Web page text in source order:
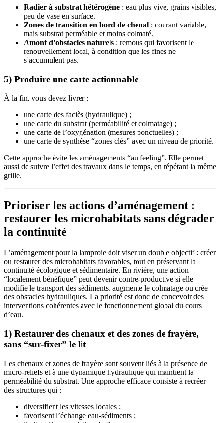
Radier à substrat hétérogène : eau plus vive, grains visibles,
peu de vase en surface.
Zones de transition en bord de chenal : courant variable,
mais substrat perméable et moins colmaté.
Amont d’obstacles naturels : remous qui favorisent le
renouvellement local, à condition que les fines ne
s’accumulent pas.
5) Produire une carte actionnable
À la fin, vous devez livrer :
une carte des faciès (hydraulique) ;
une carte du substrat (perméabilité et colmatage) ;
une carte de l’oxygénation (mesures ponctuelles) ;
une carte de synthèse “zones clés” avec un niveau de priorité.
Cette approche évite les aménagements “au feeling”. Elle permet
aussi de suivre l’effet des travaux dans le temps, en répétant la même
grille.
Prioriser les actions d’aménagement :
restaurer les microhabitats sans dégrader
la continuité
L’aménagement pour la lamproie doit viser un double objectif : créer
ou restaurer des microhabitats favorables, tout en préservant la
continuité écologique et sédimentaire. En rivière, une action
“localement bénéfique” peut devenir contre-productive si elle
modifie le transport des sédiments, augmente le colmatage ou crée
des obstacles hydrauliques. La priorité est donc de concevoir des
interventions cohérentes avec le fonctionnement global du cours
d’eau.
1) Restaurer des chenaux et des zones de frayère,
sans “sur-fixer” le lit
Les chenaux et zones de frayère sont souvent liés à la présence de
micro-reliefs et à une dynamique hydraulique qui maintient la
perméabilité du substrat. Une approche efficace consiste à recréer
des structures qui :
diversifient les vitesses locales ;
favorisent l’échange eau-sédiments ;